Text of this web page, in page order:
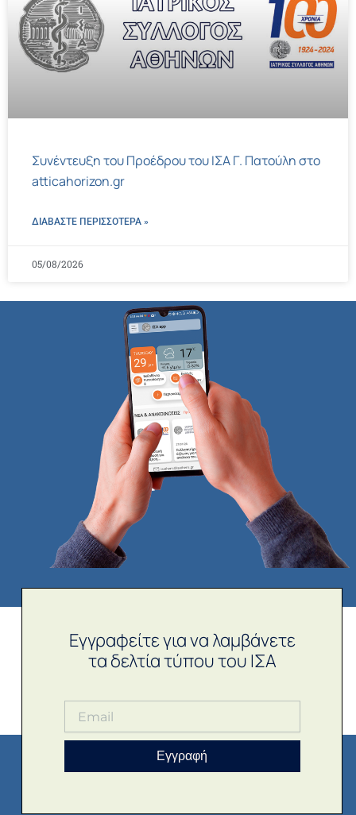
Συνέντευξη του Προέδρου του ΙΣΑ Γ. Πατούλη στο
atticahorizon.gr
ΔΙΑΒΑΣΤΕ ΠΕΡΙΣΣΌΤΕΡΑ »
05/08/2026
Εγγραφείτε για να λαμβάνετε
τα δελτία τύπου του ΙΣΑ
Εγγραφή